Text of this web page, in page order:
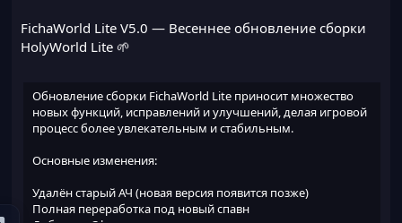
FichaWorld Lite V5.0 — Весеннее обновление сборки
HolyWorld Lite 🌱
Обновление сборки FichaWorld Lite приносит множество
новых функций, исправлений и улучшений, делая игровой
процесс более увлекательным и стабильным.
Основные изменения:
Удалён старый АЧ (новая версия появится позже)
Полная переработка под новый спавн